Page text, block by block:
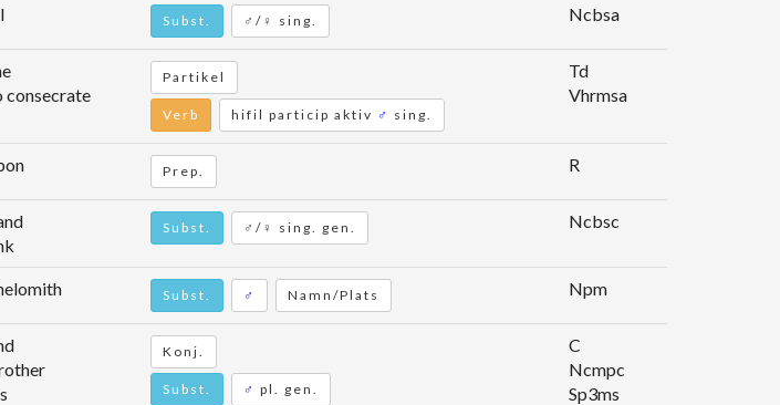
Subst. ♂/♀ sing. Ncbsa
consecrate
Partikel
Verb hifil particip aktiv ♂ sing.
Td
Vhrmsa
Prep. R
Subst. ♂/♀ sing. gen. Ncbsc
Subst. ♂ Namn/Plats Npm
Konj.
Subst. ♂ pl. gen.
C
Ncmpc
Sp3ms